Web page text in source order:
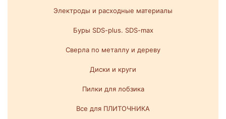
Электроды и расходные материалы
Буры SDS-plus. SDS-max
Сверла по металлу и дереву
Диски и круги
Пилки для лобзика
Все для ПЛИТОЧНИКА